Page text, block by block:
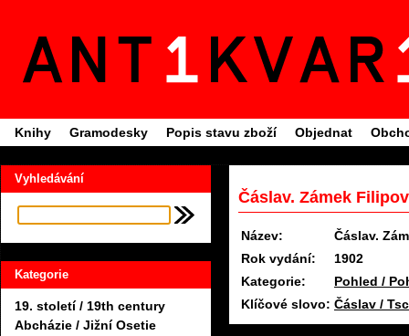
Knihy Gramodesky Popis stavu zboží Objednat
Vyhledávání
Kategorie
19. století / 19th century
Abcházie / Jižní Osetie
Čáslav. Zámek
Název:
Čáslav.
Rok vydání:
1902
Kategorie:
Pohled /
Klíčové slovo: Čáslav /